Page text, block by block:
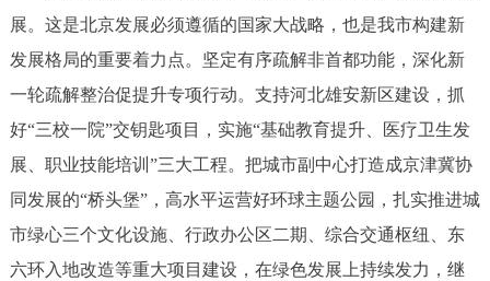
展。这是北京发展必须遵循的国家大战略，也是我市构建新
发展格局的重要着力点。坚定有序疏解非首都功能，深化新
一轮疏解整治促提升专项行动。支持河北雄安新区建设，抓
好“三校一院”交钥匙项目，实施“基础教育提升、医疗卫生发
展、职业技能培训”三大工程。把城市副中心打造成京津冀协
同发展的“桥头堡”，高水平运营好环球主题公园，扎实推进城
市绿心三个文化设施、行政办公区二期、综合交通枢纽、东
六环入地改造等重大项目建设，在绿色发展上持续发力，继